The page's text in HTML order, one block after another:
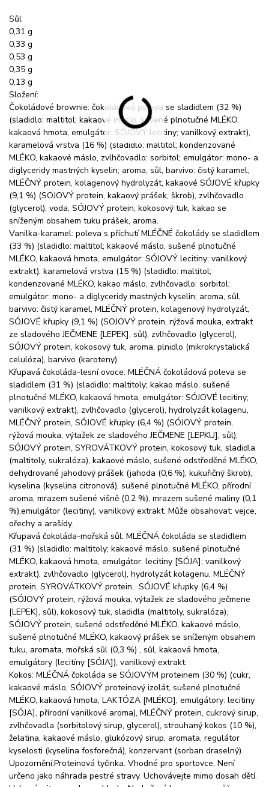
Sůl
0,31 g
0,33 g
0,53 g
0,35 g
0,13 g
Složení:
Čokoládové brownie: čokoládová poleva se sladidlem (32 %)
(sladidlo: maltitol; kakaové máslo, sušené plnotučné MLÉKO,
kakaová hmota, emulgátor: SÓJOVÝ lecitiny; vanilkový extrakt),
karamelová vrstva (16 %) (sladidlo: maltitol; kondenzované
MLÉKO, kakaové máslo, zvlhčovadlo: sorbitol; emulgátor: mono- a
diglyceridy mastných kyselin; aroma, sůl, barvivo: čistý karamel,
MLÉČNÝ protein, kolagenový hydrolyzát, kakaové SÓJOVÉ křupky
(9,1 %) (SOJOVÝ protein, kakaový prášek, škrob), zvlhčovadlo
(glycerol), voda, SÓJOVÝ protein, kokosový tuk, kakao se
sníženým obsahem tuku prášek, aroma.
Vanilka-karamel: poleva s příchutí MLÉČNÉ čokolády se sladidlem
(33 %) (sladidlo: maltitol; kakaové máslo, sušené plnotučné
MLÉKO, kakaová hmota, emulgátor: SÓJOVÝ lecitiny; vanilkový
extrakt), karamelová vrstva (15 %) (sladidlo: maltitol;
kondenzované MLÉKO, kakao máslo, zvlhčovadlo: sorbitol;
emulgátor: mono- a diglyceridy mastných kyselin; aroma, sůl,
barvivo: čistý karamel, MLÉČNÝ protein, kolagenový hydrolyzát,
SÓJOVÉ křupky (9,1 %) (SOJOVÝ protein, rýžová mouka, extrakt
ze sladového JEČMENE [LEPEK], sůl), zvlhčovadlo (glycerol),
SÓJOVÝ protein, kokosový tuk, aroma, plnidlo (mikrokrystalická
celulóza), barvivo (karoteny).
Křupavá čokoláda-lesní ovoce: MLÉČNÁ čokoládová poleva se
sladidlem (31 %) (sladidlo: maltitoly; kakao máslo, sušené
plnotučné MLÉKO, kakaová hmota, emulgátor: SÓJOVÉ lecitiny;
vanilkový extrakt), zvlhčovadlo (glycerol), hydrolyzát kolagenu,
MLÉČNÝ protein, SÓJOVÉ křupky (6,4 %) (SÓJOVÝ protein,
rýžová mouka, výtažek ze sladového JEČMENE [LEPKU], sůl),
SÓJOVÝ protein, SYROVÁTKOVÝ protein, kokosový tuk, sladidla
(maltitoly, sukralóza), kakaové máslo, sušené odstředěné MLÉKO,
dehydrované jahodový prášek (jahoda (0,6 %), kukuřičný škrob),
kyselina (kyselina citronová), sušené plnotučné MLÉKO, přírodní
aroma, mrazem sušené višně (0,2 %), mrazem sušené maliny (0,1
%),emulgátor (lecitiny), vanilkový extrakt. Může obsahovat: vejce,
ořechy a arašídy.
Křupavá čokoláda-mořská sůl: MLÉČNÁ čokoláda se sladidlem
(31 %) (sladidlo: maltitoly; kakaové máslo, sušené plnotučné
MLÉKO, kakaová hmota, emulgátor: lecitiny [SÓJA]; vanilkový
extrakt), zvlhčovadlo (glycerol), hydrolyzát kolagenu, MLÉČNÝ
protein, SYROVÁTKOVÝ protein, SÓJOVÉ křupky (6,4 %)
(SÓJOVÝ protein, rýžová mouka, výtažek ze sladového ječmene
[LEPEK], sůl), kokosový tuk, sladidla (maltitoly, sukralóza),
SÓJOVÝ protein, sušené odstředěné MLÉKO, kakaové máslo,
sušené plnotučné MLÉKO, kakaový prášek se sníženým obsahem
tuku, aromata, mořská sůl (0,3 %) , sůl, kakaová hmota,
emulgátory (lecitíny [SÓJA]), vanilkový extrakt.
Kokos: MLÉČNÁ čokoláda se SÓJOVÝM proteinem (30 %) (cukr,
kakaové máslo, SÓJOVÝ proteinový izolát, sušené plnotučné
MLÉKO, kakaová hmota, LAKTÓZA [MLÉKO], emulgátory: lecitiny
[SÓJA], přírodní vanilkové aroma), MLÉČNÝ protein, cukrový sirup,
zvlhčovadla (sorbitolový sirup, glycerol), strouhaný kokos (10 %),
želatina, kakaové máslo, glukózový sirup, aromata, regulátor
kyselosti (kyselina fosforečná), konzervant (sorban draselný).
Upozornění:Proteinová tyčinka. Vhodné pro sportovce. Není
určeno jako náhrada pestré stravy. Uchovávejte mimo dosah dětí.